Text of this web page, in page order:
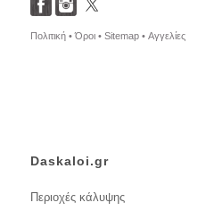
Πολιτική •Όροι • Sitemap • Αγγελίες
Daskaloi.gr
Περιοχές κάλυψης